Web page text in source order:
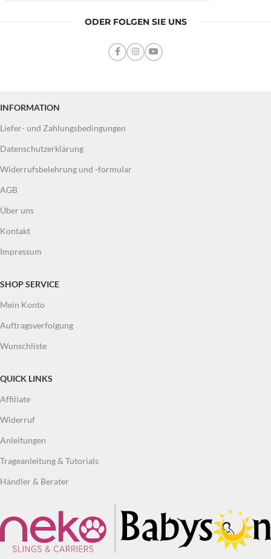
ODER FOLGEN SIE UNS
INFORMATION
Liefer- und Zahlungsbedingungen
Datenschutzerklärung
Widerrufsbelehrung und -formular
AGB
Über uns
Kontakt
Impressum
SHOP SERVICE
Mein Konto
Auftragsverfolgung
Wunschliste
QUICK LINKS
Affiliate
Widerruf
Anleitungen
Trageanleitung & Tutorials
Händler & Berater